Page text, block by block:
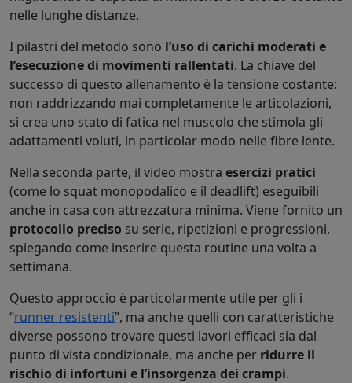
nelle lunghe distanze.
I pilastri del metodo sono l’uso di carichi moderati e
l’esecuzione di movimenti rallentati. La chiave del
successo di questo allenamento è la tensione costante:
non raddrizzando mai completamente le articolazioni,
si crea uno stato di fatica nel muscolo che stimola gli
adattamenti voluti, in particolar modo nelle fibre lente.
Nella seconda parte, il video mostra esercizi pratici
(come lo squat monopodalico e il deadlift) eseguibili
anche in casa con attrezzatura minima. Viene fornito un
protocollo preciso su serie, ripetizioni e progressioni,
spiegando come inserire questa routine una volta a
settimana.
Questo approccio è particolarmente utile per gli i
“runner resistenti”, ma anche quelli con caratteristiche
diverse possono trovare questi lavori efficaci sia dal
punto di vista condizionale, ma anche per ridurre il
rischio di infortuni e l’insorgenza dei crampi.